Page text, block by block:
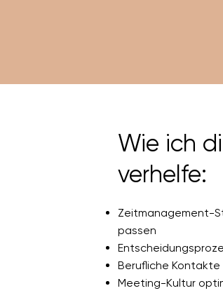
Wie ich
verhelfe:
Zeitmanagement-
passen
Berufliche
Meeting-Kultur